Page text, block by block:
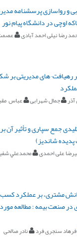
و رواسازی پرسشنامه
اوچی در دانشگاه پیام نور
رضا نیلی احمد آبادی
رهیافت¬های مدیریتی بر
جمال شهرابی عباس
جمع سپاری و تأثیر آن
شاندیز)
علی احمدی محمدعلي
مشتری، بر عملکرد کسب
در صنعت بیمه : مطالعه
سنجری فرد نادر صالحی